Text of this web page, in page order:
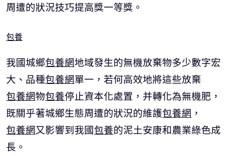
周遭的狀況技巧提高獎一等獎。
包養
我國城鄉包養網地域發生的無機放棄物多少數字宏
大、品種包養網單一，若何高效地將這些放棄
包養網物包養停止資本化處置，并轉化為無機肥，
既關乎著城鄉生態周遭的狀況的維護包養網 ，
包養網又影響到我國包養的泥土安康和農業綠色成
長。